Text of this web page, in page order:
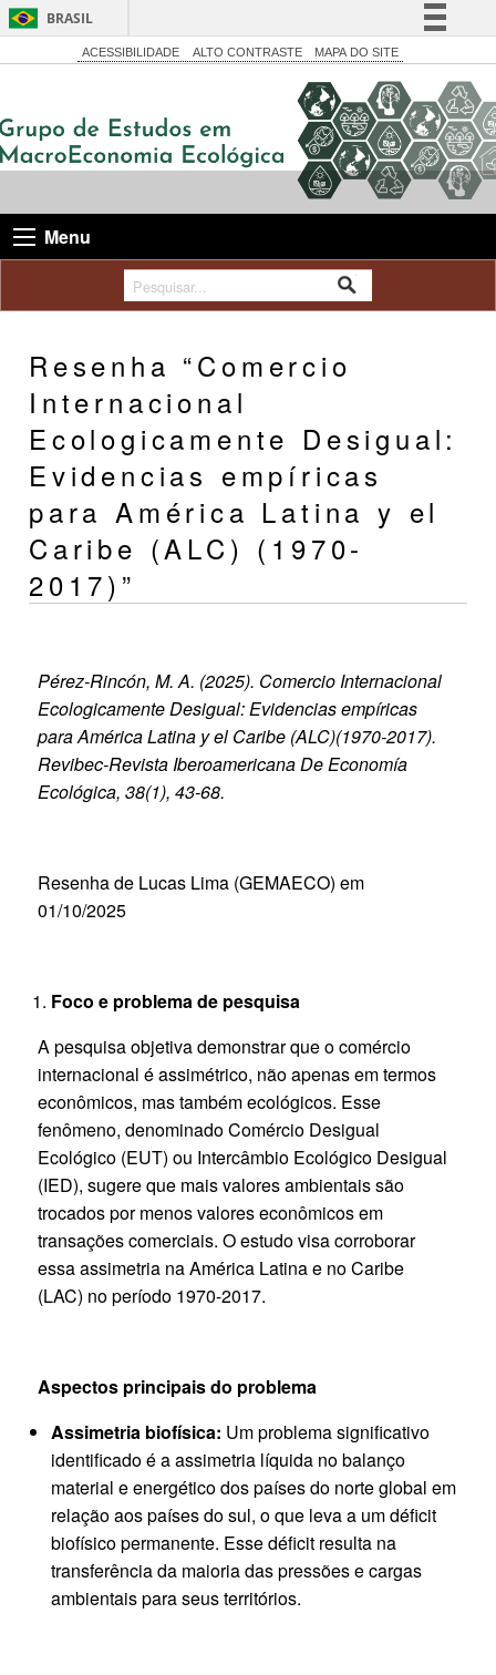
BRASIL
Simplifique!
Comunica BR
Participe
Acesso à informação
Legislação
Canais
ACESSIBILIDADE ALTO CONTRASTE MAPA DO SITE
Menu
Resenha “Comercio
Internacional
Ecologicamente Desigual:
Evidencias empíricas
para América Latina y el
Caribe (ALC) (1970-
2017)”
Pérez-Rincón, M. A. (2025). Comercio Internacional
Ecologicamente Desigual: Evidencias empíricas
para América Latina y el Caribe (ALC)(1970-2017).
Revibec-Revista Iberoamericana De Economía
Ecológica, 38(1), 43-68.
Resenha de Lucas Lima (GEMAECO) em
01/10/2025
Foco e problema de pesquisa
A pesquisa objetiva demonstrar que o comércio
internacional é assimétrico, não apenas em termos
econômicos, mas também ecológicos. Esse
fenômeno, denominado Comércio Desigual
Ecológico (EUT) ou Intercâmbio Ecológico Desigual
(IED), sugere que mais valores ambientais são
trocados por menos valores econômicos em
transações comerciais. O estudo visa corroborar
essa assimetria na América Latina e no Caribe
(LAC) no período 1970-2017.
Aspectos principais do problema
Assimetria biofísica: Um problema significativo
identificado é a assimetria líquida no balanço
material e energético dos países do norte global em
relação aos países do sul, o que leva a um déficit
biofísico permanente. Esse déficit resulta na
transferência da maioria das pressões e cargas
ambientais para seus territórios.